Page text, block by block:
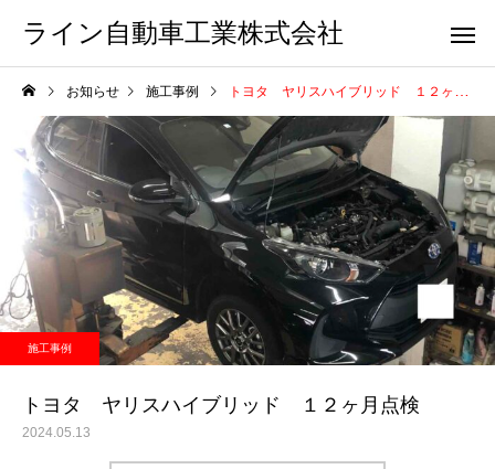
ライン自動車工業株式会社
お知らせ 施工事例 トヨタ ヤリスハイブリッド １２ヶ月点検
施工事例
トヨタ ヤリスハイブリッド １２ヶ月点検
2024.05.13